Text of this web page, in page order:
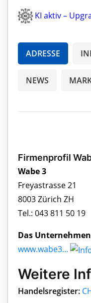
KI aktiv –
ADRESSE
NEWS
Firmenprofil
Wabe 3
Freyastrasse 21
8003 Zürich ZH
Tel.: 043 811 50 19
Das
www.wabe3...
Weitere
Handelsregister: